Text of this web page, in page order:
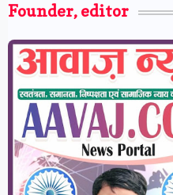
Founder, editor